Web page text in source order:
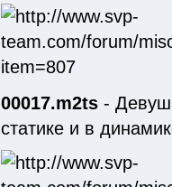
00017.m2ts -
статике и в